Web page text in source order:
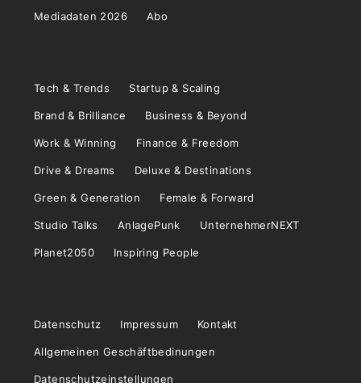
Mediadaten 2026 Abo
Tech & Trends Startup & Scaling
Brand & Brilliance Business & Beyond
Work & Winning Finance & Freedom
Drive & Dreams Deluxe & Destinations
Green & Generation Female & Forward
Studio Talks AnlagePunk UnternehmerNEXT
Planet2050 Inspiring People
Datenschutz Impressum Kontakt
Allgemeinen Geschäftbedinungen
Datenschutzeinstellungen